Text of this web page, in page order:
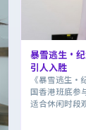
暴雪逃生·
引人入胜
《暴雪逃生·
国香港班底参
适合休闲时段